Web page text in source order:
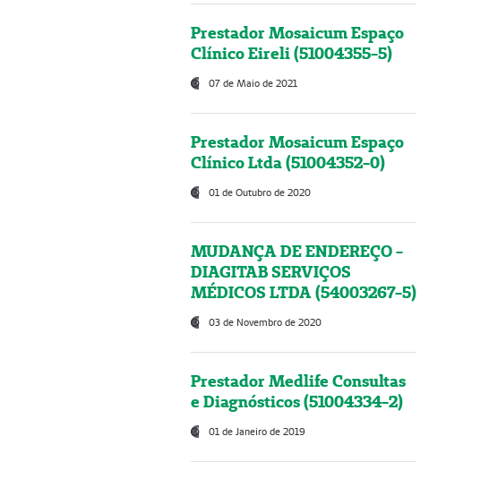
Prestador Mosaicum Espaço
Clínico Eireli (51004355-5)
07 de Maio de 2021
Prestador Mosaicum Espaço
Clínico Ltda (51004352-0)
01 de Outubro de 2020
MUDANÇA DE ENDEREÇO -
DIAGITAB SERVIÇOS
MÉDICOS LTDA (54003267-5)
03 de Novembro de 2020
Prestador Medlife Consultas
e Diagnósticos (51004334-2)
01 de Janeiro de 2019